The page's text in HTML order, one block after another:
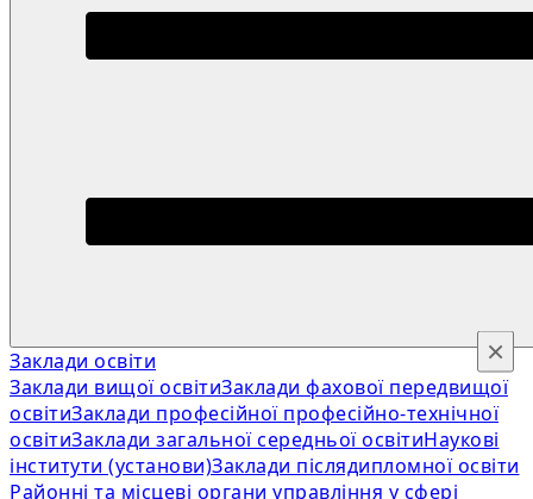
Заклади освіти
Заклади вищої освітиЗаклади фахової передвищої
освітиЗаклади професійної професійно-технічної
освітиЗаклади загальної середньої освітиНаукові
інститути (установи)Заклади післядипломної освіти
Районні та місцеві органи управління у сфері
×